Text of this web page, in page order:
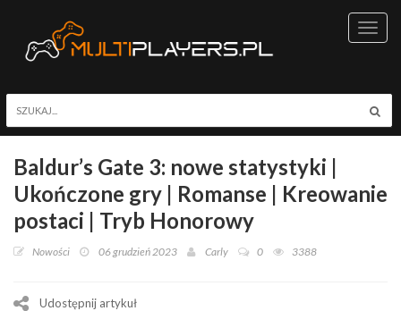
Baldur’s Gate 3: nowe statystyki |
Ukończone gry | Romanse | Kreowanie
postaci | Tryb Honorowy
Nowości 06 grudzień 2023 Carly 0 3388
Udostępnij artykuł